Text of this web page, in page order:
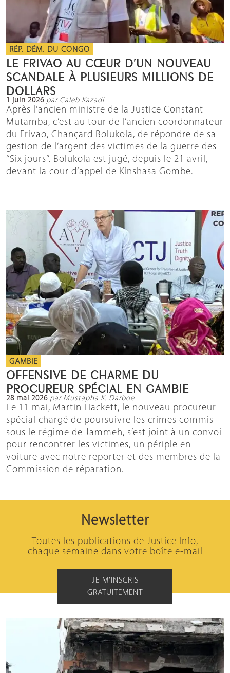
RÉP. DÉM. DU CONGO
LE FRIVAO AU CŒUR D’UN NOUVEAU
SCANDALE À PLUSIEURS MILLIONS DE
DOLLARS
1 juin 2026 par Caleb Kazadi
Après l’ancien ministre de la Justice Constant
Mutamba, c’est au tour de l’ancien coordonnateur
du Frivao, Chançard Bolukola, de répondre de sa
gestion de l’argent des victimes de la guerre des
‘‘Six jours’’. Bolukola est jugé, depuis le 21 avril,
devant la cour d’appel de Kinshasa Gombe.
GAMBIE
OFFENSIVE DE CHARME DU
PROCUREUR SPÉCIAL EN GAMBIE
28 mai 2026 par Mustapha K. Darboe
Le 11 mai, Martin Hackett, le nouveau procureur
spécial chargé de poursuivre les crimes commis
sous le régime de Jammeh, s’est joint à un convoi
pour rencontrer les victimes, un périple en
voiture avec notre reporter et des membres de la
Commission de réparation.
Newsletter
Toutes les publications de Justice Info,
chaque semaine dans votre boîte e-mail
JE M'INSCRIS
GRATUITEMENT